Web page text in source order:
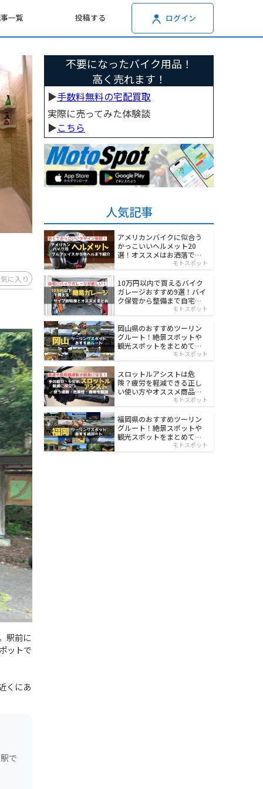
一覧 投稿する ログイン
に入り
駅前に
ットで
くにあ
で
不要になったバイク用品！
高く売れます！
▶︎手数料無料の宅配買取
実際に売ってみた体験談
▶︎こちら
人気記事
アメリカンバイクに似合う
かっこいいヘルメット20
選！オススメはお洒落でワ
モトスポット
10万円以内で買えるバイク
ガレージおすすめ9選！バイ
ク保管から整備まで自宅で
モトスポット
岡山県のおすすめツーリン
グルート！絶景スポットや
観光スポットをまとめて紹
モトスポット
スロットルアシストは危
険？疲労を軽減できる正し
い使い方やオススメ商品を
モトスポット
福岡県のおすすめツーリン
グルート！絶景スポットや
観光スポットをまとめて紹
モトスポット